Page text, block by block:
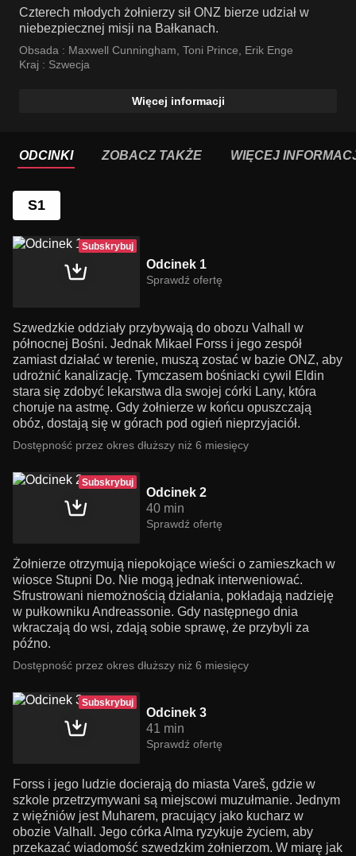
Czterech młodych żołnierzy sił ONZ bierze udział w
niebezpiecznej misji na Bałkanach.
Obsada : Maxwell Cunningham, Toni Prince, Erik Enge
Kraj : Szwecja
Więcej informacji
ODCINKI ZOBACZ TAKŻE WIĘCEJ
S1
Subskrybuj
Odcinek 1
Sprawdź ofertę
Szwedzkie oddziały przybywają do obozu Valhall w
północnej Bośni. Jednak Mikael Forss i jego zespół
zamiast działać w terenie, muszą zostać w bazie ONZ, aby
udrożnić kanalizację. Tymczasem bośniacki cywil Eldin
stara się zdobyć lekarstwa dla swojej córki Lany, która
choruje na astmę. Gdy żołnierze w końcu opuszczają
obóz, dostają się w górach pod ogień nieprzyjaciół.
Dostępność przez okres dłuższy niż 6 miesięcy
Subskrybuj
Odcinek 2
40 min
Sprawdź ofertę
Żołnierze otrzymują niepokojące wieści o zamieszkach w
wiosce Stupni Do. Nie mogą jednak interweniować.
Sfrustrowani niemożnością działania, pokładają nadzieję
w pułkowniku Andreassonie. Gdy następnego dnia
wkraczają do wsi, zdają sobie sprawę, że przybyli za
późno.
Dostępność przez okres dłuższy niż 6 miesięcy
Subskrybuj
Odcinek 3
41 min
Sprawdź ofertę
Forss i jego ludzie docierają do miasta Vareš, gdzie w
szkole przetrzymywani są miejscowi muzułmanie. Jednym
z więźniów jest Muharem, pracujący jako kucharz w
obozie Valhall. Jego córka Alma ryzykuje życiem, aby
przekazać wiadomość szwedzkim żołnierzom. W miarę jak